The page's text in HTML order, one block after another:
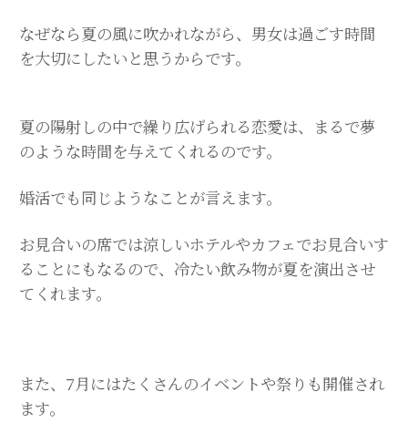
なぜなら夏の風に吹かれながら、男女は過ごす時間
を大切にしたいと思うからです。
夏の陽射しの中で繰り広げられる恋愛は、まるで夢
のような時間を与えてくれるのです。
婚活でも同じようなことが言えます。
お見合いの席では涼しいホテルやカフェでお見合いす
ることにもなるので、冷たい飲み物が夏を演出させ
てくれます。
また、7月にはたくさんのイベントや祭りも開催され
ます。